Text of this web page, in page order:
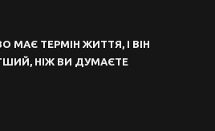
МАЄ ТЕРМІН ЖИТТЯ, І ВІН
НІЖ ВИ ДУМАЄТЕ